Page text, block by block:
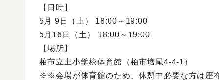
【日時】
5月 9日（土） 18:00～19:00
5月16日（土） 18:00～19:00
【場所】
柏市立土小学校体育館（柏市増尾4-4-1）
※※会場が体育館のため、休憩中必要な方は座